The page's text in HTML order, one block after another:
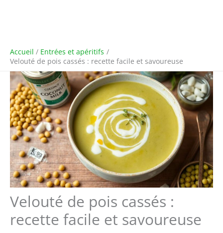
Accueil
Entrées et apéritifs
Velouté de pois cassés : recette facile et savoureuse
Velouté de pois cassés :
recette facile et savoureuse